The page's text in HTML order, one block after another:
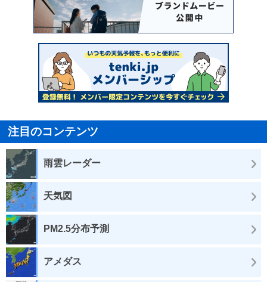
注目のコンテンツ
雨雲レーダー
天気図
PM2.5分布予測
アメダス